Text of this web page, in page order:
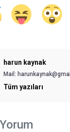
harun kaynak
Mail:
Tüm yazıları